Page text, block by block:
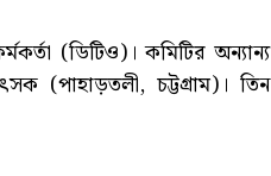
(ডিটিও)। কমিটির অন্যান্য
(পাহাড়তলী, চট্টগ্রাম)। তিন